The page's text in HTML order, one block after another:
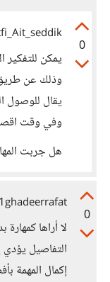
0
يمكن للتفكير
وذلك عن
يقال للوصول
وفي وقت
هل جربت
0
1ghadeerrafat
لا أراها كمهارة
التفاصيل
إكمال المهمة